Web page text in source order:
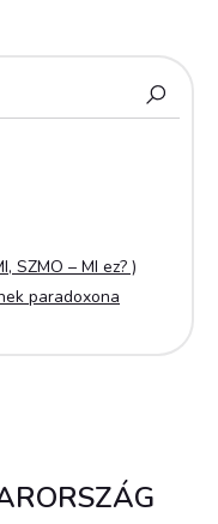
SZMO – MI ez? )
paradoxona